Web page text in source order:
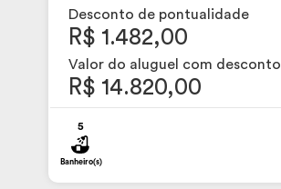
Desconto de pontualidade
R$ 1.482,00
Valor do aluguel com desconto
R$ 14.820,00
5
Banheiro(s)